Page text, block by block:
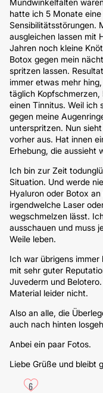
Mundwinkelfalten
hatte ich 5 Monate
Sensibilitätsstörungen.
ausgleichen lassen mit
Jahren noch kleine
Botox gegen mein
spritzen lassen.
immer etwas mehr
täglich
einen Tinnitus. Weil ich
gegen meine
unterspritzen. Nun
vorher aus. Hat innen
Erhebung, die aussieht
Ich bin zur Zeit
Situation. Und werde
Hyaluron oder Botox
irgendwelche Laser
wegschmelzen lässt.
ausschauen und muss
Weile leben.
Ich war übrigens
mit sehr guter
Juvederm und
Material leider nicht.
Also an alle, die
auch nach hinten
Anbei ein paar Fotos.
Liebe Grüße und bleibt
6